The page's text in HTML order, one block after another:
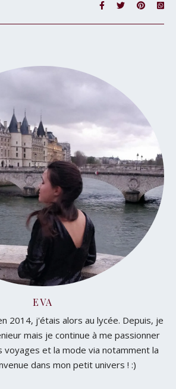
EVA
2014, j'étais alors au lycée. Depuis, je
mais je continue à me passionner
voyages et la mode via notamment la
dans mon petit univers ! :)